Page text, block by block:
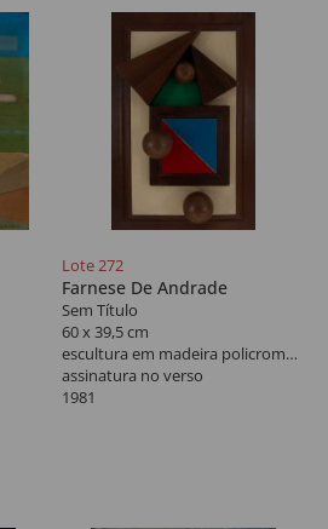
Lote 272
Farnese De Andrade
Sem Título
60 x 39,5 cm
escultura em madeira policromada
assinatura no verso
1981